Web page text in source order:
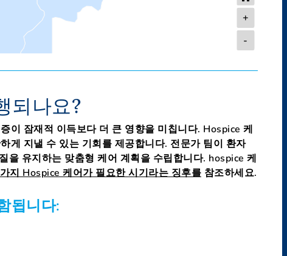
+
-
되나요?
이 잠재적 이득보다 더 큰 영향을 미칩니다. Hospice 케
게 지낼 수 있는 기회를 제공합니다. 전문가 팀이 환자
을 유지하는 맞춤형 케어 계획을 수립합니다. hospice 케
지 Hospice 케어가 필요한 시기라는 징후를 참조하세요.
됩니다: